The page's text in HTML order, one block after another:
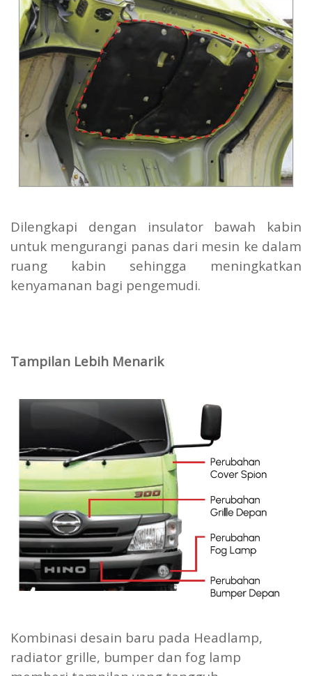
Dilengkapi dengan insulator bawah kabin
untuk mengurangi panas dari mesin ke dalam
ruang kabin sehingga meningkatkan
kenyamanan bagi pengemudi.
Tampilan Lebih Menarik
Kombinasi desain baru pada Headlamp,
radiator grille, bumper dan fog lamp